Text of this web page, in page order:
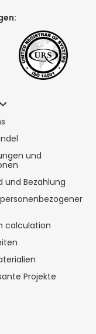
und
und Bezahlung
calculation
Projekte